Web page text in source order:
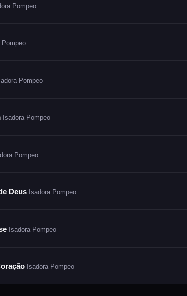
Pompeo
Pompeo
Isadora Pompeo
Pompeo
DeusIsadora Pompeo
Isadora Pompeo
Isadora Pompeo